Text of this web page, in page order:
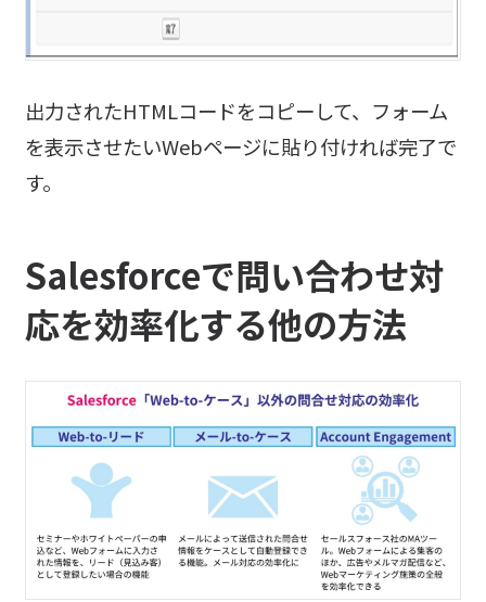
出力されたHTMLコードをコピーして、フォーム
を表示させたいWebページに貼り付ければ完了で
す。
Salesforceで問い合わせ対
応を効率化する他の方法